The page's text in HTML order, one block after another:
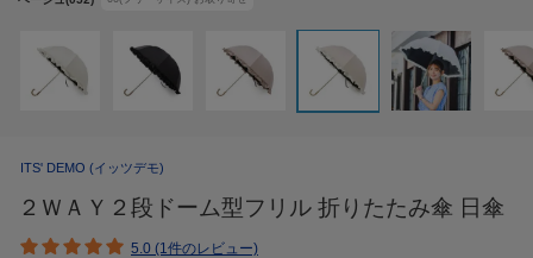
ITS' DEMO (イッツデモ)
２ＷＡＹ２段ドーム型フリル 折りたたみ傘 日傘
5.0 (1件のレビュー)